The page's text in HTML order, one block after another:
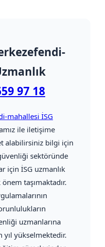
97 18
mahallesi İSG
ile iletişime
alabilirsiniz bilgi için
sektöründe
için İSG uzmanlık
taşımaktadır.
uzmanlarına
yükselmektedir.